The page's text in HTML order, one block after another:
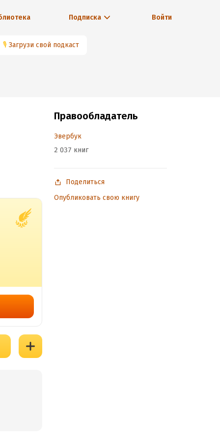
Подписка Войти
🎙 Загрузи свой подкаст
Правообладатель
Эвербук
2 037 книг
Поделиться
Опубликовать свою книгу